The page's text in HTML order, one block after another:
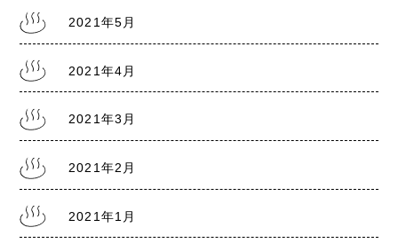
2021.7.28
熊本銭湯の日記『リスクレベル5 厳戒警報』
2021年5月
2021年4月
2021年3月
2021年2月
2021年1月